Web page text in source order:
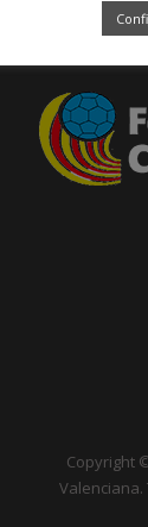
Copyright